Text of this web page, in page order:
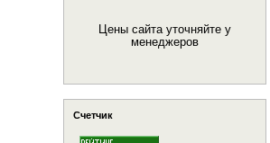
Цены сайта уточняйте у
менеджеров
Счетчик